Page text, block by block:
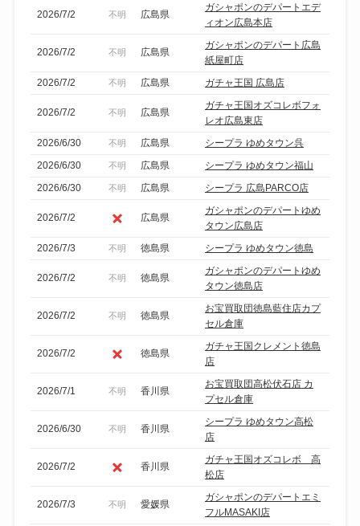
2026/7/2 不明 広島県
ガシャポンのデパートエデ
ィオン広島本店
2026/7/2 不明 広島県
ガシャポンのデパート広島
紙屋町店
2026/7/2
不明 広島県 ガチャ王国 広島店
2026/7/2 不明 広島県
ガチャ王国オズコレボフォ
レオ広島東店
2026/6/30
不明 広島県
シープラ ゆめタウン呉
2026/6/30
不明 広島県
シープラ ゆめタウン福山
2026/6/30
不明 広島県 シープラ 広島PARCO店
2026/7/2 広島県
ガシャポンのデパートゆめ
タウン広島店
2026/7/3
不明 徳島県 シープラ ゆめタウン徳島
2026/7/2 不明 徳島県
ガシャポンのデパートゆめ
タウン徳島店
2026/7/2 不明 徳島県
お宝買取団徳島藍住店カプ
セル倉庫
2026/7/2 徳島県
ガチャ王国クレメント徳島
店
2026/7/1 不明 香川県
お宝買取団高松伏石店 カ
プセル倉庫
2026/6/30 不明 香川県
シープラ ゆめタウン高松
店
2026/7/2 香川県
ガチャ王国オズコレボ 高
松店
2026/7/3 不明 愛媛県
ガシャポンのデパートエミ
フルMASAKI店